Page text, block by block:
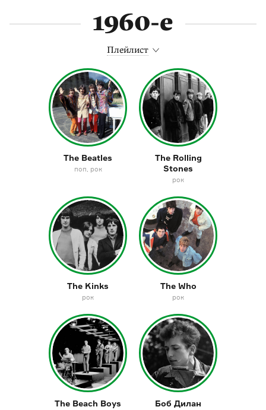
1960-е
Плейлист
The Beatles
поп рок
The Rolling
Stones
рок
The Kinks
рок
The Who
рок
The Beach Boys Боб Дилан